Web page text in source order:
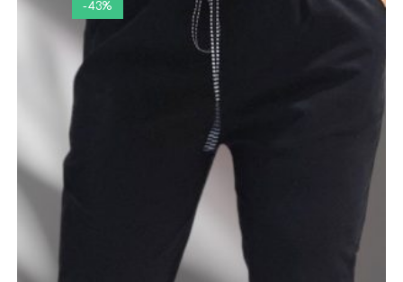
-43%